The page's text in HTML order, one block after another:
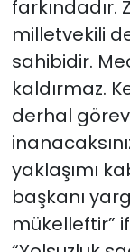
farkındadır.
milletvekili
sahibidir.
kaldırmaz.
derhal
yaklaşımı
başkanı
mükelleftir”